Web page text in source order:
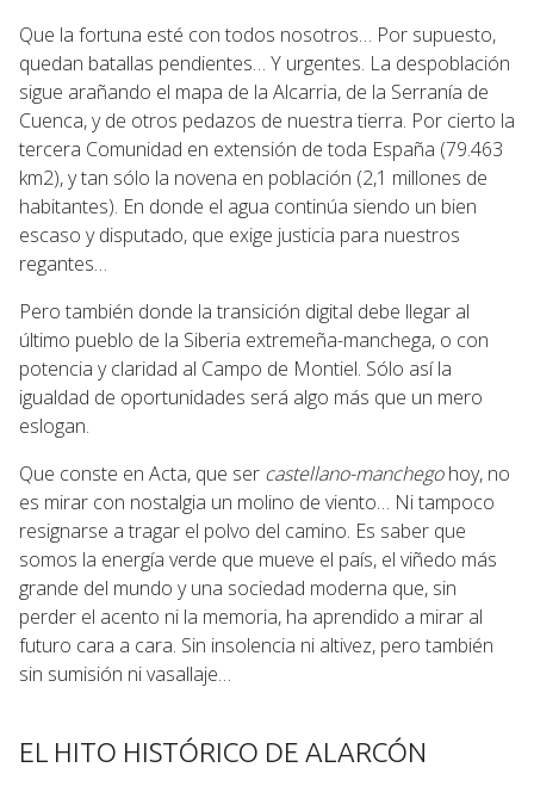
Que la fortuna esté con todos nosotros… Por supuesto,
quedan batallas pendientes… Y urgentes. La despoblación
sigue arañando el mapa de la Alcarria, de la Serranía de
Cuenca, y de otros pedazos de nuestra tierra. Por cierto la
tercera Comunidad en extensión de toda España (79.463
km2), y tan sólo la novena en población (2,1 millones de
habitantes). En donde el agua continúa siendo un bien
escaso y disputado, que exige justicia para nuestros
regantes…
Pero también donde la transición digital debe llegar al
último pueblo de la Siberia extremeña-manchega, o con
potencia y claridad al Campo de Montiel. Sólo así la
igualdad de oportunidades será algo más que un mero
eslogan.
Que conste en Acta, que ser castellano-manchegohoy, no
es mirar con nostalgia un molino de viento… Ni tampoco
resignarse a tragar el polvo del camino. Es saber que
somos la energía verde que mueve el país, el viñedo más
grande del mundo y una sociedad moderna que, sin
perder el acento ni la memoria, ha aprendido a mirar al
futuro cara a cara. Sin insolencia ni altivez, pero también
sin sumisión ni vasallaje…
EL HITO HISTÓRICO DE ALARCÓN